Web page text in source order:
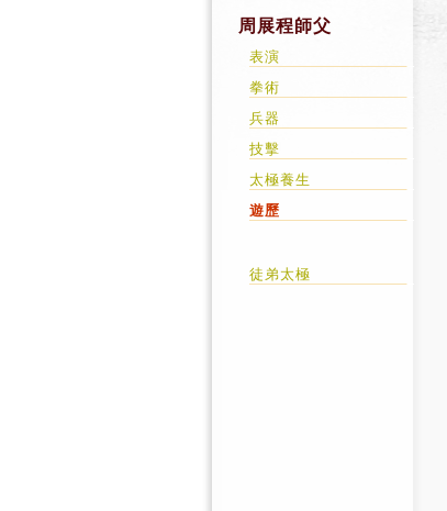
周展程師父
表演
拳術
兵器
技擊
太極養生
遊歷
徒弟太極